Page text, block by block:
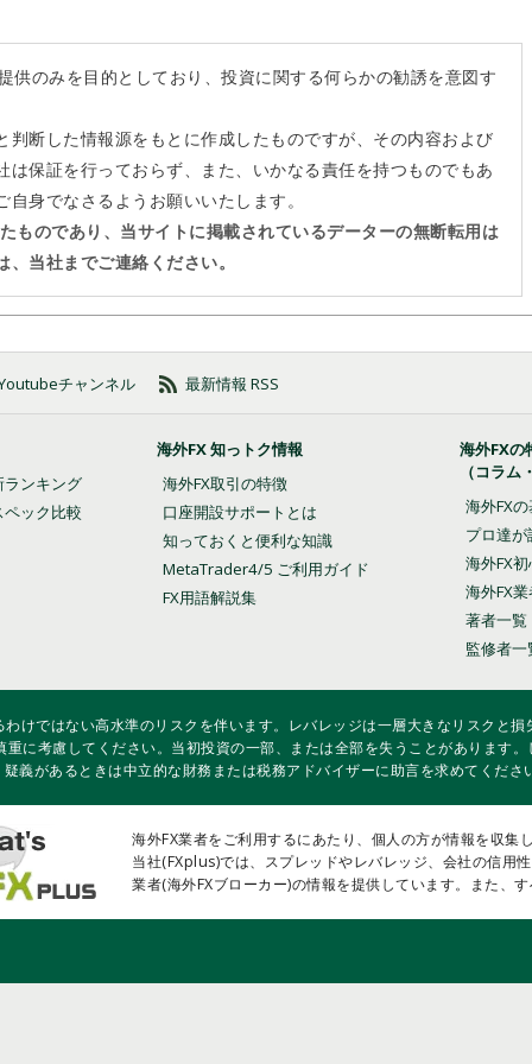
供のみを目的としており、投資に関する何らかの勧誘を意図す
断した情報源をもとに作成したものですが、その内容および
保証を行っておらず、また、いかなる責任を持つものでもあ
身でなさるようお願いいたします。
ものであり、当サイトに掲載されているデーターの無断転用は
当社までご連絡ください。
チャンネル 最新情報 RSS
ランキング
ペック比較
海外FX 知っトク情報
海外FX取引の特徴
口座開設サポートとは
知っておくと便利な知識
MetaTrader4/5 ご利用ガイド
FX用語解説集
海外FXの
（コラム
海外FX
プロ達が
海外FX
海外FX
著者一覧
監修者一
けではない高水準のリスクを伴います。レバレッジは一層大きなリスクと
に考慮してください。当初投資の一部、または全部を失うことがあります
義があるときは中立的な財務または税務アドバイザーに助言を求めてくださ
海外FX業者をご利用するにあたり、個人の方が情報を収集
当社(FXplus)では、スプレッドやレバレッジ、会社の信用
業者(海外FXブローカー)の情報を提供しています。また、